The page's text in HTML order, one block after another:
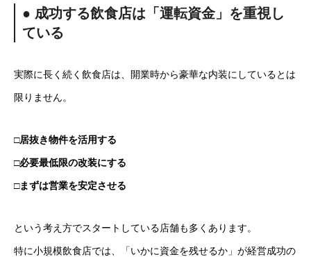
● 成功する飲食店は「運転資金」を重視し
ている
実際に長く続く飲食店は、開業時から豪華な内装にしているとは
限りません。
□居抜き物件を活用する
□必要最低限の改装にする
□まずは営業を安定させる
という考え方でスタートしている店舗も多くあります。
特に小規模飲食店では、「いかに資金を残せるか」が経営成功の